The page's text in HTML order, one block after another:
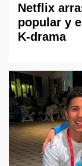
Netflix
popular y
K-drama